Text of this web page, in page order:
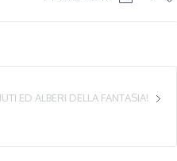
ED ALBERI DELLA FANTASIA!